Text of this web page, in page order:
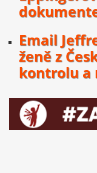
Email
ženě z
kontrolu a